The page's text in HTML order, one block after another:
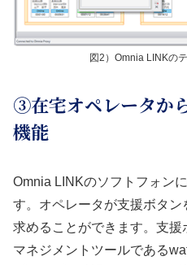
図2）Omnia LINKの
③在宅オペレータか
機能
Omnia LINKのソフトフォン
す。オペレータが支援ボタ
求めることができます。支援
マネジメントツールである